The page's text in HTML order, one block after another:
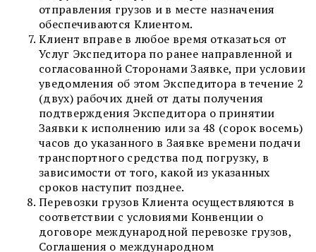
отправления грузов и в месте назначения
обеспечиваются Клиентом.
Клиент вправе в любое время отказаться от
Услуг Экспедитора по ранее направленной и
согласованной Сторонами Заявке, при условии
уведомления об этом Экспедитора в течение 2
(двух) рабочих дней от даты получения
подтверждения Экспедитора о принятии
Заявки к исполнению или за 48 (сорок восемь)
часов до указанного в Заявке времени подачи
транспортного средства под погрузку, в
зависимости от того, какой из указанных
сроков наступит позднее.
Перевозки грузов Клиента осуществляются в
соответствии с условиями Конвенции о
договоре международной перевозке грузов,
Соглашения о международном